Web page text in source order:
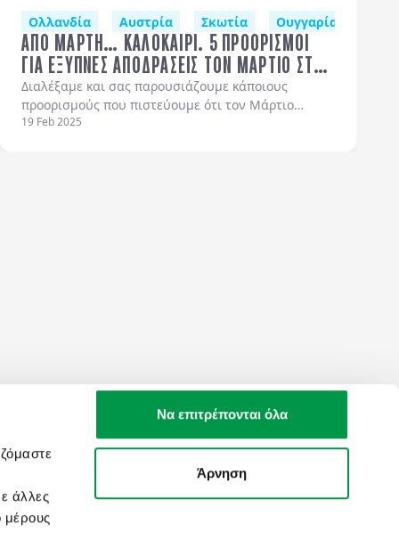
άλλες
μέρους
Να επιτρέπονται όλα
Άρνηση
Χώρες Πορτογαλία Εσθονία
Ιταλία Ισπανία Δανία (Κοπεγχάγη)
Ολλανδία Αυστρία Σκωτία Ουγγαρία
ΑΠΟ ΜΑΡΤΗ… ΚΑΛΟΚΑΙΡΙ. 5 ΠΡΟΟΡΙΣΜΟΙ
ΓΙΑ ΕΞΥΠΝΕΣ ΑΠΟΔΡΑΣΕΙΣ ΤΟΝ ΜΑΡΤΙΟ ΣΤΗΝ
ΕΥΡΩΠΗ.
Διαλέξαμε και σας παρουσιάζουμε κάποιους
προορισμούς που πιστεύουμε ότι τον Μάρτιο
μπορούν να σας προσφέρουν απλόχερα όσα ζητάτε
19 Feb 2025
ψαγμένους
SOCIAL MEDIA